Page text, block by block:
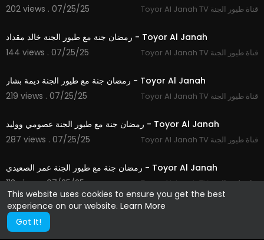
This website uses cookies to ensure you get the best
experience on our website. Learn More
Got It!
202 views . 07/25/25
Toyor Al Janah TV قناة طيور الجنة
رمضان جنة مع طيور الجنة خالد مقداد - Toyor Al Janah
144 views . 07/25/25
Toyor Al Janah TV قناة طيور الجنة
رمضان جنة مع طيور الجنة ديمة بشار - Toyor Al Janah
219 views . 07/25/25
Toyor Al Janah TV قناة طيور الجنة
رمضان جنة مع طيور الجنة عصومي ووليد - Toyor Al Janah
287 views . 07/25/25
Toyor Al Janah TV قناة طيور الجنة
رمضان جنة مع طيور الجنة عمر الصعيدي - Toyor Al Janah
113 views . 07/25/25
Toyor Al Janah TV قناة طيور الجنة